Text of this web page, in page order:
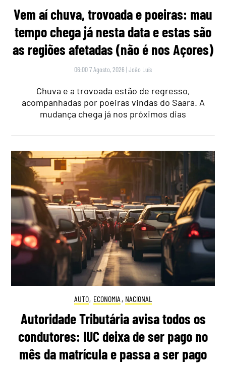
Vem aí chuva, trovoada e poeiras: mau
tempo chega já nesta data e estas são
as regiões afetadas (não é nos Açores)
06:00 7 Agosto, 2026 |João Luís
Chuva e a trovoada estão de regresso,
acompanhadas por poeiras vindas do Saara. A
mudança chega já nos próximos dias
AUTO, ECONOMIA , NACIONAL
Autoridade Tributária avisa todos os
condutores: IUC deixa de ser pago no
mês da matrícula e passa a ser pago